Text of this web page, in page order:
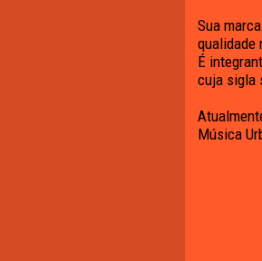
Sua
qualidade
É
cuja sigla
Música